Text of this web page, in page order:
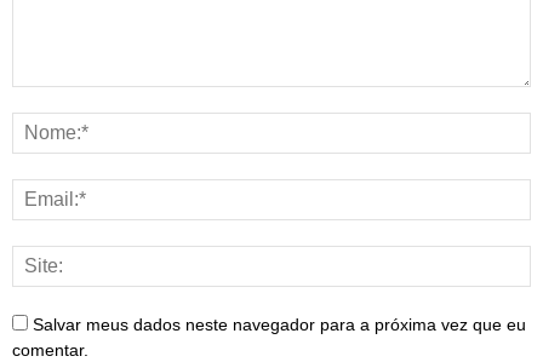
Salvar meus dados neste navegador para a próxima vez que eu
comentar.